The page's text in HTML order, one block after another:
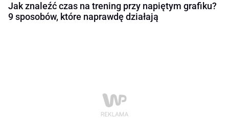
Jak znaleźć czas na trening przy napiętym grafiku?
9 sposobów, które naprawdę działają